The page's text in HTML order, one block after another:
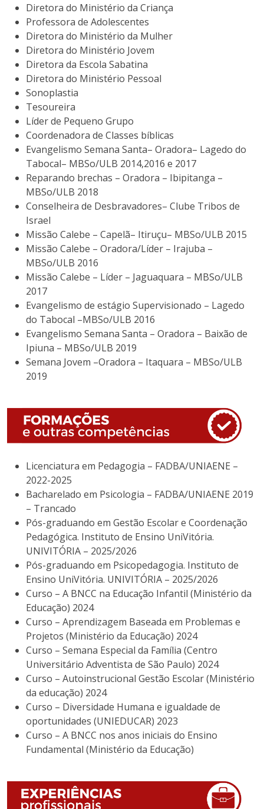
Diretora do Ministério da Criança
Professora de Adolescentes
Diretora do Ministério da Mulher
Diretora do Ministério Jovem
Diretora da Escola Sabatina
Diretora do Ministério Pessoal
Sonoplastia
Tesoureira
Líder de Pequeno Grupo
Coordenadora de Classes bíblicas
Evangelismo Semana Santa– Oradora– Lagedo do
Tabocal– MBSo/ULB 2014,2016 e 2017
Reparando brechas – Oradora – Ibipitanga –
MBSo/ULB 2018
Conselheira de Desbravadores– Clube Tribos de
Israel
Missão Calebe – Capelã– Itiruçu– MBSo/ULB 2015
Missão Calebe – Oradora/Líder – Irajuba –
MBSo/ULB 2016
Missão Calebe – Líder – Jaguaquara – MBSo/ULB
2017
Evangelismo de estágio Supervisionado – Lagedo
do Tabocal –MBSo/ULB 2016
Evangelismo Semana Santa – Oradora – Baixão de
Ipiuna – MBSo/ULB 2019
Semana Jovem –Oradora – Itaquara – MBSo/ULB
2019
Licenciatura em Pedagogia – FADBA/UNIAENE –
2022-2025
Bacharelado em Psicologia – FADBA/UNIAENE 2019
– Trancado
Pós-graduando em Gestão Escolar e Coordenação
Pedagógica. Instituto de Ensino UniVitória.
UNIVITÓRIA – 2025/2026
Pós-graduando em Psicopedagogia. Instituto de
Ensino UniVitória. UNIVITÓRIA – 2025/2026
Curso – A BNCC na Educação Infantil (Ministério da
Educação) 2024
Curso – Aprendizagem Baseada em Problemas e
Projetos (Ministério da Educação) 2024
Curso – Semana Especial da Família (Centro
Universitário Adventista de São Paulo) 2024
Curso – Autoinstrucional Gestão Escolar (Ministério
da educação) 2024
Curso – Diversidade Humana e igualdade de
oportunidades (UNIEDUCAR) 2023
Curso – A BNCC nos anos iniciais do Ensino
Fundamental (Ministério da Educação)